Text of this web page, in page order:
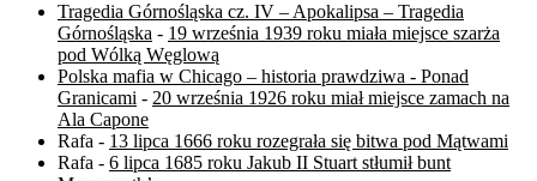
Tragedia Górnośląska cz. IV – Apokalipsa – Tragedia
Górnośląska - 19 września 1939 roku miała miejsce szarża
pod Wólką Węglową
Polska mafia w Chicago – historia prawdziwa - Ponad
Granicami - 20 września 1926 roku miał miejsce zamach na
Ala Capone
Rafa - 13 lipca 1666 roku rozegrała się bitwa pod Mątwami
Rafa - 6 lipca 1685 roku Jakub II Stuart stłumił bunt